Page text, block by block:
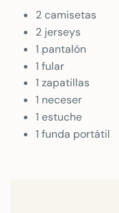
2 camisetas
2 jerseys
1 pantalón
1 fular
1 zapatillas
1 neceser
1 estuche
1 funda portátil